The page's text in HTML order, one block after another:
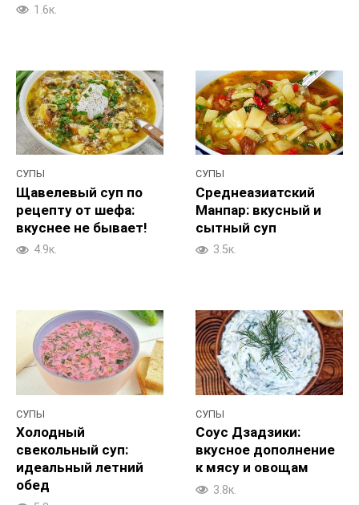
1.6к.
СУПЫ
Щавелевый суп по
рецепту от шефа:
вкуснее не бывает!
4.9к.
СУПЫ
Среднеазиатский
Манпар: вкусный и
сытный суп
3.5к.
СУПЫ
Холодный
свекольный суп:
идеальный летний
обед
СУПЫ
Соус Дзадзики:
вкусное дополнение
к мясу и овощам
3.8к.